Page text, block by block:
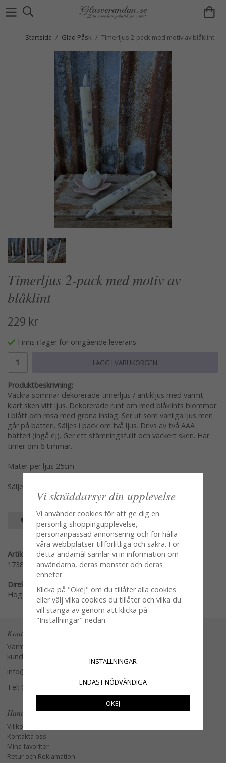
Startsida / Glad Påsk / Timerljus 2-pack med motiv av blåklint
Timerljus 2-pack med motiv av
blåklint
229 kr
Finns i lager för omgående leverans
LÄGG I VARUKORGEN
Produktbeskrivning:
Vackra sommar dekorerade timerljus / antikljus med varmt
klart sken vitt ljus. Dekorerade runt om med blåklints blommor
i blått och rosa med gröna inslag. Ser ut som vanliga ljus men
går på batteri. Säljes i pack om två ljus. Drivs av två AAA
batteri (ingå ej). Ger ett stämningsfullt och vackert sken. Har
timer om 6 timmar.
Mäter per ljus 25cm
Säljes i två pack om två ljus utan batteri
SPARA SOM FAVORIT
Artikelnummer:
173839
Direktlänk:
Högerklicka och kopiera adressen
Kontakta oss
Varmt välkommen att kontakta vår
kundtjänst.
info@glasverandan.se
Tel: 079-3495968
Handla
Villkor
Kontakta oss
Mina favoriter
Retur och Reklamation
Vi skräddarsyr din upplevelse
Vi använder cookies för att ge dig en
personlig shoppingupplevelse,
personanpassad annonsering och för hålla
våra webbplatser tillförlitliga och säkra. För
detta ändamål samlar vi in information om
användarna, deras mönster och deras
enheter.
Klicka på "Okej" om du tillåter alla cookies
eller välj vilka cookies du tillåter och vilka du
vill stänga av genom att klicka på
"Inställningar" nedan.
INSTÄLLNINGAR
ENDAST NÖDVÄNDIGA
OKEJ